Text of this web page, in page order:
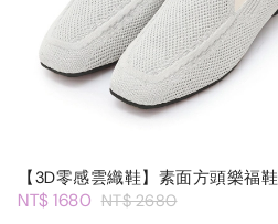
【3D零感雲織鞋】素面方頭樂福鞋
NT$ 1680 NT$ 2680